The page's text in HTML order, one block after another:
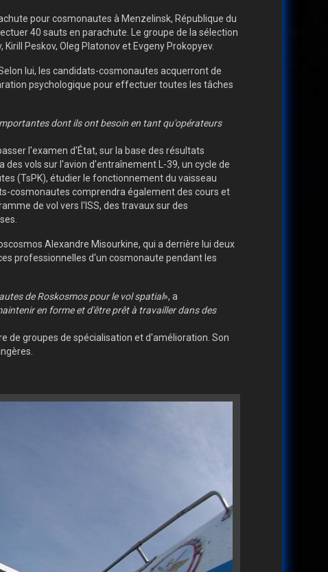
pour cosmonautes à Menzelinsk, République du
40 sauts en parachute. Le groupe de la sélection
Peskov, Oleg Platonov et Evgeny Prokopyev.
lui, les candidats-cosmonautes acquerront de
psychologique pour effectuer toutes les tâches
dont ils ont besoin en tant qu'opérateurs
l'examen d'État, sur la base des résultats
vols sur l'avion d'entraînement L-39, un cycle de
(TsPK), étudier le fonctionnement du vaisseau
cosmonautes comprendra également des cours et
de vol vers l'ISS, des travaux sur des
Alexandre Misourkine, qui a derrière lui deux
professionnelles d'un cosmonaute pendant les
de Roskosmos pour le vol spatial», a
en forme et d'être prêt à travailler dans des
de groupes de spécialisation et d'amélioration. Son